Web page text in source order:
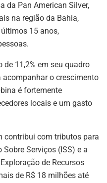
ai
l
ar
e
da Pan American Silver,
na região da Bahia,
15 anos,
11,2% em seu quadro
o crescimento
é fortemente
locais e um gasto
contribui com tributos para
Serviços (ISS) e a
de Recursos
de R$ 18 milhões até